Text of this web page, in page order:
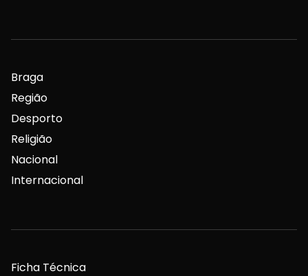
Braga
Região
Desporto
Religião
Nacional
Internacional
Ficha Técnica